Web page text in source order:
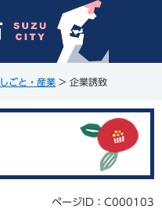
しごと・産業 > 企業誘致
ページID：C000103